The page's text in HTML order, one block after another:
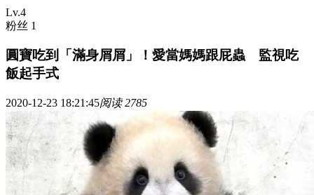
Lv.4
粉丝 1
圓寶吃到「滿身屑屑」！愛當媽媽跟屁蟲 監視吃
飯起手式
2020-12-23 18:21:45阅读 2785